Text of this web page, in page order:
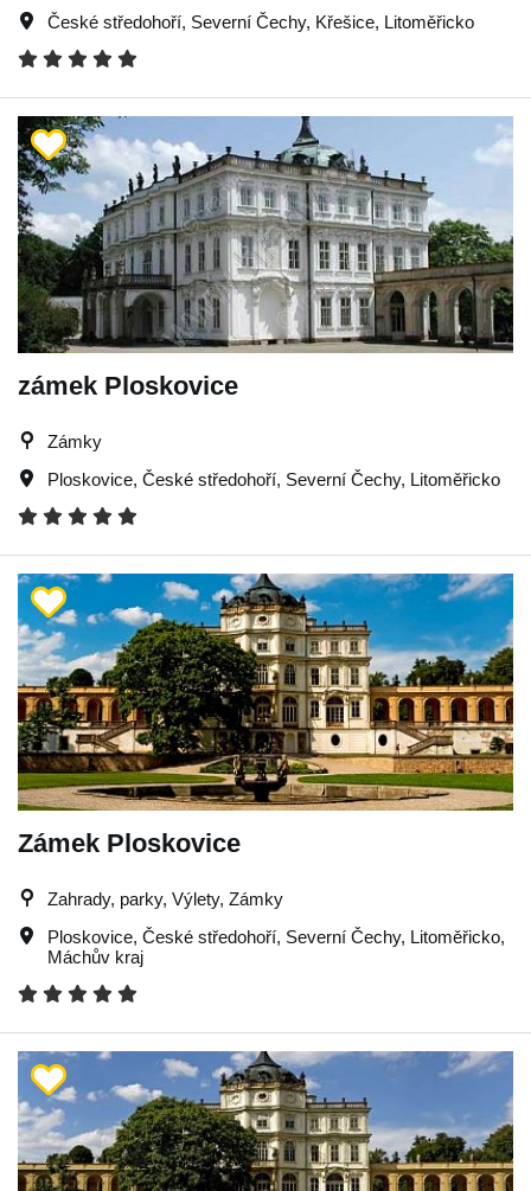
České středohoří, Severní Čechy, Křešice, Litoměřicko
zámek Ploskovice
Zámky
Ploskovice, České středohoří, Severní Čechy, Litoměřicko
Zámek Ploskovice
Zahrady, parky, Výlety, Zámky
Ploskovice, České středohoří, Severní Čechy, Litoměřicko,
Máchův kraj